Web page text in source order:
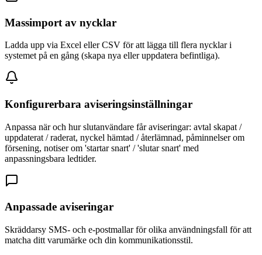
Massimport av nycklar
Ladda upp via Excel eller CSV för att lägga till flera nycklar i
systemet på en gång (skapa nya eller uppdatera befintliga).
Konfigurerbara aviseringsinställningar
Anpassa när och hur slutanvändare får aviseringar: avtal skapat /
uppdaterat / raderat, nyckel hämtad / återlämnad, påminnelser om
försening, notiser om 'startar snart' / 'slutar snart' med
anpassningsbara ledtider.
Anpassade aviseringar
Skräddarsy SMS- och e-postmallar för olika användningsfall för att
matcha ditt varumärke och din kommunikationsstil.